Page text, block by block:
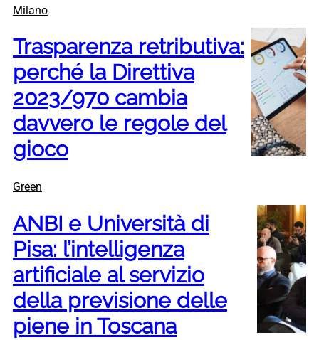
Milano
Trasparenza retributiva:
perché la Direttiva
2023/970 cambia
davvero le regole del
gioco
Green
ANBI e Università di
Pisa: l’intelligenza
artificiale al servizio
della previsione delle
piene in Toscana